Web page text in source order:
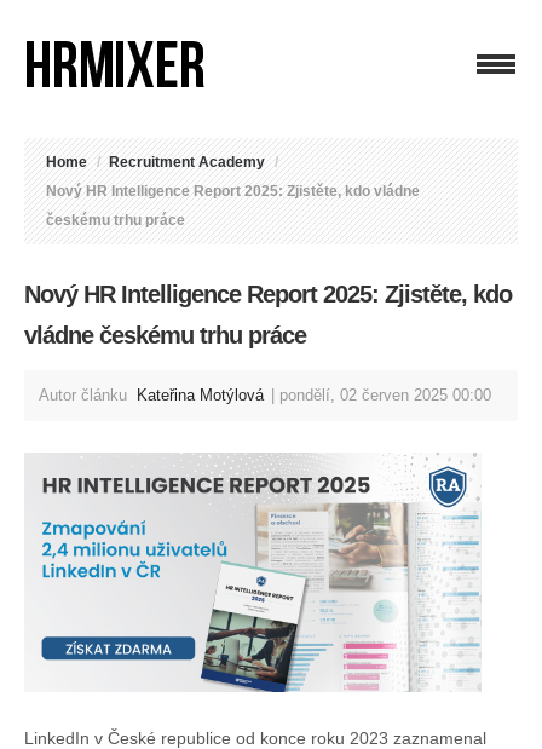
Home / Recruitment Academy /
Nový HR Intelligence Report 2025: Zjistěte, kdo vládne
českému trhu práce
Nový HR Intelligence Report 2025: Zjistěte, kdo
vládne českému trhu práce
Autor článku Kateřina Motýlová pondělí, 02 červen 2025 00:00
LinkedIn v České republice od konce roku 2023 zaznamenal